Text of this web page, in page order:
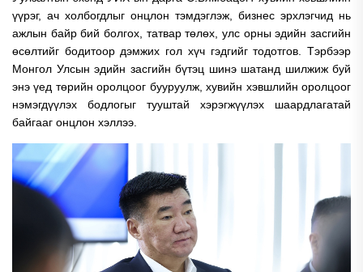
үүрэг, ач холбогдлыг онцлон тэмдэглэж, бизнес эрхлэгчид нь
ажлын байр бий болгох, татвар төлөх, улс орны эдийн засгийн
өсөлтийг бодитоор дэмжих гол хүч гэдгийг тодотгов. Тэрбээр
Монгол Улсын эдийн засгийн бүтэц шинэ шатанд шилжиж буй
энэ үед төрийн оролцоог бууруулж, хувийн хэвшлийн оролцоог
нэмэгдүүлэх бодлогыг тууштай хэрэгжүүлэх шаардлагатай
байгааг онцлон хэллээ.